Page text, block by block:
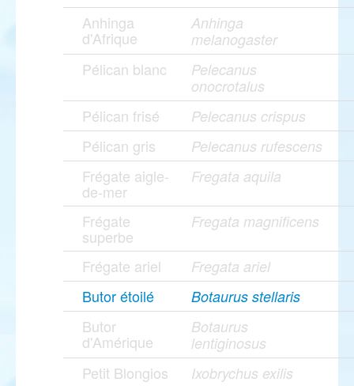
Anhinga
d'Afrique
Anhinga
melanogaster
Pélican blanc
Pelecanus
onocrotalus
Pélican frisé Pelecanus crispus
Pélican gris Pelecanus rufescens
Frégate aigle-
de-mer
Fregata aquila
Frégate
superbe
Fregata magnificens
Frégate ariel Fregata ariel
Butor étoilé Botaurus stellaris
Butor
d'Amérique
Botaurus
lentiginosus
Petit Blongios Ixobrychus exilis